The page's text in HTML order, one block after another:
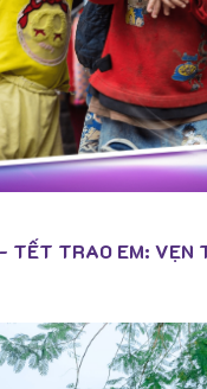
TẾT TRAO EM: VẸN